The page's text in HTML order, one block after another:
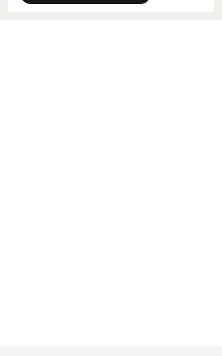
Massivholzsauna wird durch holzeigene Harze und